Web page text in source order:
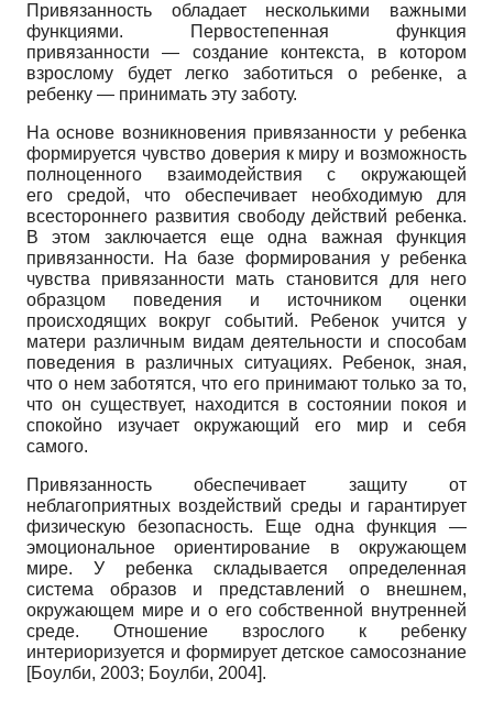
Привязанность обладает несколькими важными
функциями. Первостепенная функция
привязанности — создание контекста, в котором
взрослому будет легко заботиться о ребенке, а
ребенку — принимать эту заботу.
На основе возникновения привязанности у ребенка
формируется чувство доверия к миру и возможность
полноценного взаимодействия с окружающей
его средой, что обеспечивает необходимую для
всестороннего развития свободу действий ребенка.
В этом заключается еще одна важная функция
привязанности. На базе формирования у ребенка
чувства привязанности мать становится для него
образцом поведения и источником оценки
происходящих вокруг событий. Ребенок учится у
матери различным видам деятельности и способам
поведения в различных ситуациях. Ребенок, зная,
что о нем заботятся, что его принимают только за то,
что он существует, находится в состоянии покоя и
спокойно изучает окружающий его мир и себя
самого.
Привязанность обеспечивает защиту от
неблагоприятных воздействий среды и гарантирует
физическую безопасность. Еще одна функция —
эмоциональное ориентирование в окружающем
мире. У ребенка складывается определенная
система образов и представлений о внешнем,
окружающем мире и о его собственной внутренней
среде. Отношение взрослого к ребенку
интериоризуется и формирует детское самосознание
[Боулби, 2003; Боулби, 2004].